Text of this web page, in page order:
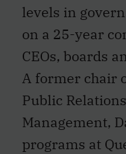
levels in
on a 25-year
CEOs, boards
A former chair
Public
Management,
programs at